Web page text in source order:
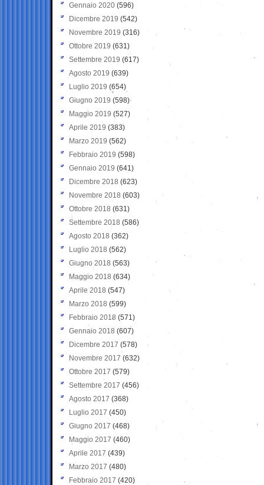
Gennaio 2020 (596)
Dicembre 2019 (542)
Novembre 2019 (316)
Ottobre 2019 (631)
Settembre 2019 (617)
Agosto 2019 (639)
Luglio 2019 (654)
Giugno 2019 (598)
Maggio 2019 (527)
Aprile 2019 (383)
Marzo 2019 (562)
Febbraio 2019 (598)
Gennaio 2019 (641)
Dicembre 2018 (623)
Novembre 2018 (603)
Ottobre 2018 (631)
Settembre 2018 (586)
Agosto 2018 (362)
Luglio 2018 (562)
Giugno 2018 (563)
Maggio 2018 (634)
Aprile 2018 (547)
Marzo 2018 (599)
Febbraio 2018 (571)
Gennaio 2018 (607)
Dicembre 2017 (578)
Novembre 2017 (632)
Ottobre 2017 (579)
Settembre 2017 (456)
Agosto 2017 (368)
Luglio 2017 (450)
Giugno 2017 (468)
Maggio 2017 (460)
Aprile 2017 (439)
Marzo 2017 (480)
Febbraio 2017 (420)